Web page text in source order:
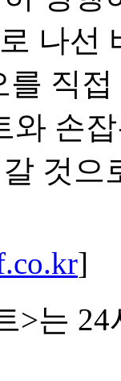
나선
를 직
와 손
것으
]
>는